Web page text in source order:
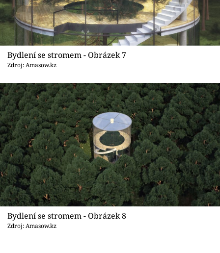
Bydlení se stromem - Obrázek 7
Zdroj: Amasow.kz
Bydlení se stromem - Obrázek 8
Zdroj: Amasow.kz